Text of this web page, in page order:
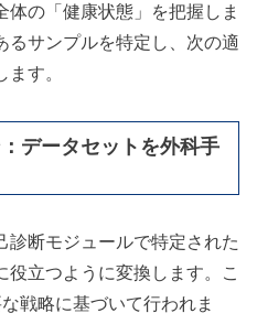
の「健康状態」を把握しま
るサンプルを特定し、次の適
す。
データセットを外科手
診断モジュールで特定された
立つように変換します。こ
戦略に基づいて行われま